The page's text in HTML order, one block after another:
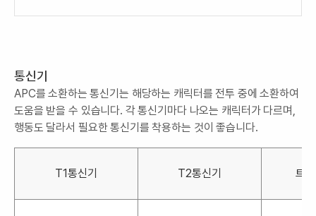
통신기
APC를 소환하는 통신기는 해당하는 캐릭터를 전투 중에 소환하여
도움을 받을 수 있습니다. 각 통신기마다 나오는 캐릭터가 다르며,
행동도 달라서 필요한 통신기를 착용하는 것이 좋습니다.
T1통신기 T2통신기 트